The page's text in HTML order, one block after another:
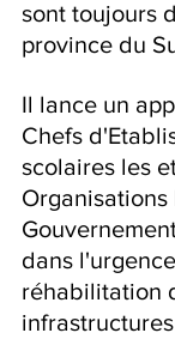
sont toujours
province du
Il lance un
Chefs
scolaires les
Organisations
dans
réhabilitation